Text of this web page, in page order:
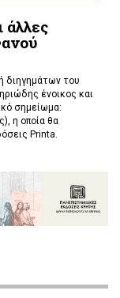
άλλες
διηγημάτων του
ένοικος και
σημείωμα:
η οποία θα
Printa.